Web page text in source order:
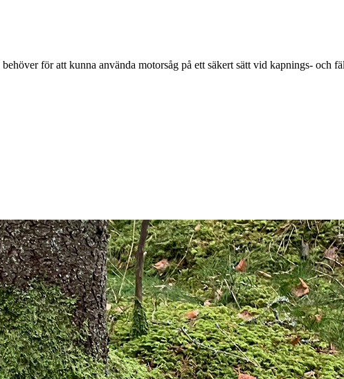
för att kunna använda motorsåg på ett säkert sätt vid kapnings- och